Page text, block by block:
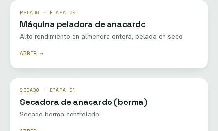
PELADO · ETAPA 05
Máquina peladora de anacardo
Alto rendimiento en almendra entera, pelada en seco
ABRIR →
SECADO · ETAPA 04
Secadora de anacardo (borma)
Secado borma controlado